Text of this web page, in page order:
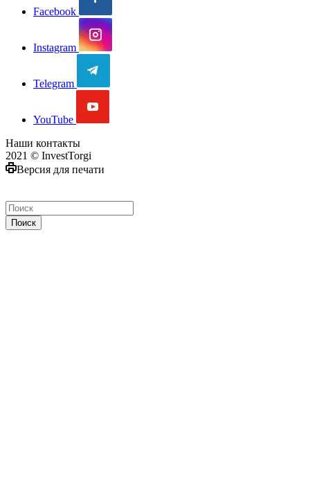
Facebook
Instagram
Telegram
YouTube
Наши контакты
2021 © InvestTorgi
Версия для печати
Поиск